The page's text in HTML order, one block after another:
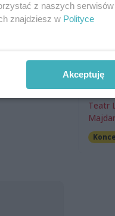
wszystkich,
7
Teatr
z naszych serwisów
znajdziesz w Polityce
Akceptuję